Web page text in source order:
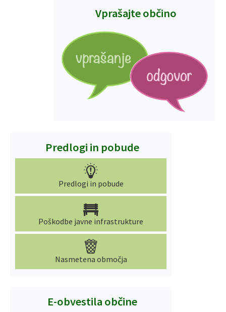
Vprašajte občino
Predlogi in pobude
Predlogi in pobude
Poškodbe javne infrastrukture
Nasmetena območja
E-obvestila občine